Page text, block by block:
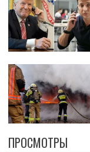
ПРОСМОТРЫ